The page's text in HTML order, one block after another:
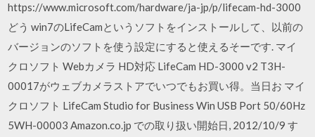
https://www.microsoft.com/hardware/ja-jp/p/lifecam-hd-3000
どう win7のLifeCamというソフトをインストールして、以前の
バージョンのソフトを使う設定にすると使えるそーです. マイ
クロソフト Webカメラ HD対応 LifeCam HD-3000 v2 T3H-
00017がウェブカメラストアでいつでもお買い得。当日お マイ
クロソフト LifeCam Studio for Business Win USB Port 50/60Hz
5WH-00003 Amazon.co.jp での取り扱い開始日, 2012/10/9 す